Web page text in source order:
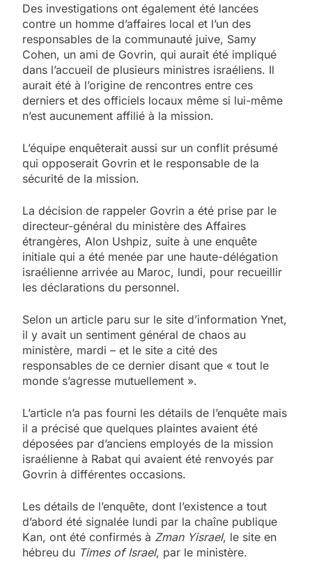
Des investigations ont également été lancées
contre un homme d’affaires local et l’un des
responsables de la communauté juive, Samy
Cohen, un ami de Govrin, qui aurait été impliqué
dans l’accueil de plusieurs ministres israéliens. Il
aurait été à l’origine de rencontres entre ces
derniers et des officiels locaux même si lui-même
n’est aucunement affilié à la mission.
L’équipe enquêterait aussi sur un conflit présumé
qui opposerait Govrin et le responsable de la
sécurité de la mission.
La décision de rappeler Govrin a été prise par le
directeur-général du ministère des Affaires
étrangères, Alon Ushpiz, suite à une enquête
initiale qui a été menée par une haute-délégation
israélienne arrivée au Maroc, lundi, pour recueillir
les déclarations du personnel.
Selon un article paru sur le site d’information Ynet,
il y avait un sentiment général de chaos au
ministère, mardi – et le site a cité des
responsables de ce dernier disant que « tout le
monde s’agresse mutuellement ».
L’article n’a pas fourni les détails de l’enquête mais
il a précisé que quelques plaintes avaient été
déposées par d’anciens employés de la mission
israélienne à Rabat qui avaient été renvoyés par
Govrin à différentes occasions.
Les détails de l’enquête, dont l’existence a tout
d’abord été signalée lundi par la chaîne publique
Kan, ont été confirmés à Zman Yisrael, le site en
hébreu du Times of Israel, par le ministère.